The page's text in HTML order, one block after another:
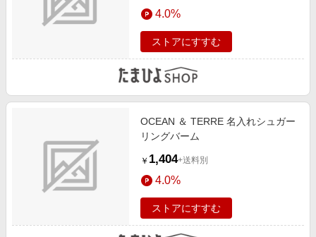
4.0%
ストアにすすむ
OCEAN ＆ TERRE 名入れシュガー
リングバーム
￥ 1,404+送料別
4.0%
ストアにすすむ